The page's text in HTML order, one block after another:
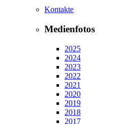
Kontakte
Medienfotos
2025
2024
2023
2022
2021
2020
2019
2018
2017